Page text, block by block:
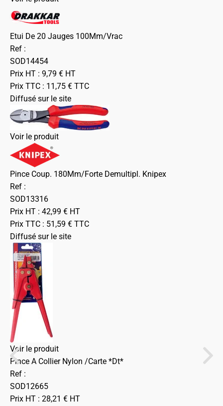
Etui De 20 Jauges 100Mm/Vrac
Ref :
SOD14454
Prix HT : 9,79 € HT
Prix TTC : 11,75 € TTC
Diffusé sur le site
Voir le produit
Pince Coup. 180Mm/Forte Demultipl. Knipex
Ref :
SOD13316
Prix HT : 42,99 € HT
Prix TTC : 51,59 € TTC
Diffusé sur le site
Voir le produit
Pince A Collier Nylon /Carte *Dt*
Ref :
SOD12665
Prix HT : 28,21 € HT